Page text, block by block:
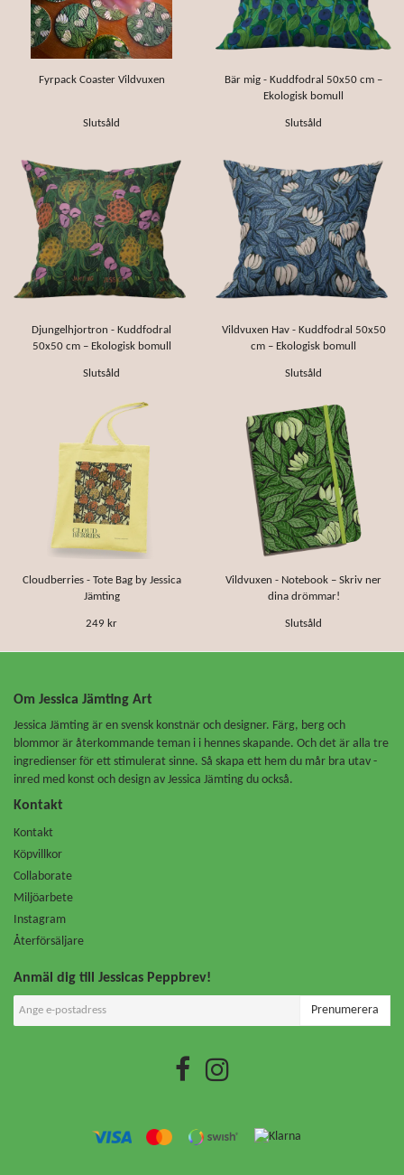
Fyrpack Coaster Vildvuxen
Slutsåld
Bär mig - Kuddfodral 50x50 cm –
Ekologisk bomull
Slutsåld
Djungelhjortron - Kuddfodral
50x50 cm – Ekologisk bomull
Slutsåld
Vildvuxen Hav - Kuddfodral 50x50
cm – Ekologisk bomull
Slutsåld
Cloudberries - Tote Bag by Jessica
Jämting
249 kr
Vildvuxen - Notebook – Skriv ner
dina drömmar!
Slutsåld
Om Jessica Jämting Art
Jessica Jämting är en svensk konstnär och designer. Färg, berg och
blommor är återkommande teman i i hennes skapande. Och det är alla tre
ingredienser för ett stimulerat sinne. Så skapa ett hem du mår bra utav -
inred med konst och design av Jessica Jämting du också.
Kontakt
Kontakt
Köpvillkor
Collaborate
Miljöarbete
Instagram
Återförsäljare
Anmäl dig till Jessicas Peppbrev!
Prenumerera